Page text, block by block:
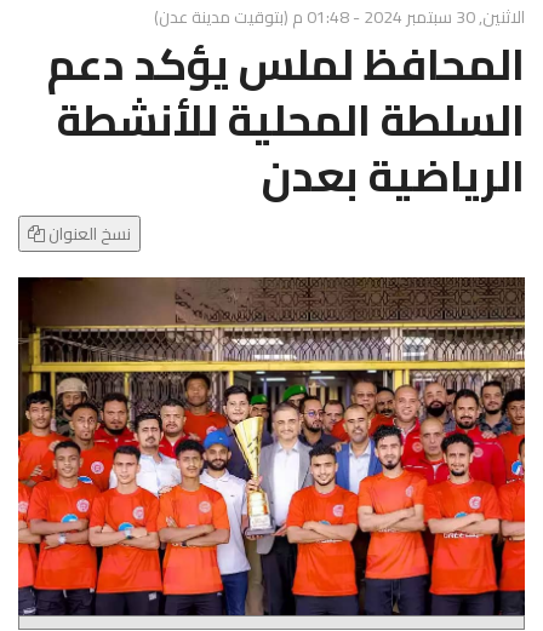
g
e
N
a
v
i
t
i
o
n
الاثنين, 30 سبتمبر 2024 - 01:48 م (بتوقيت مدينة عدن)
المحافظ لملس يؤكد دعم
السلطة المحلية للأنشطة
الرياضية بعدن
نسخ العنوان